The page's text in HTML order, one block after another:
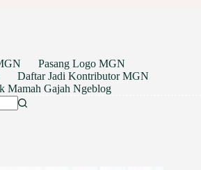
Pasang Logo MGN
Daftar Jadi Kontributor MGN
Mamah Gajah Ngeblog